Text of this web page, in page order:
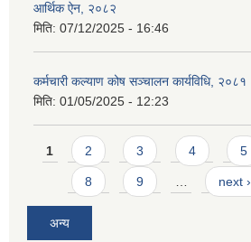
आर्थिक ऐन, २०८२
मिति: 07/12/2025 - 16:46
कर्मचारी कल्याण कोष सञ्चालन कार्यविधि, २०८१
मिति: 01/05/2025 - 12:23
Pages
1 2 3 4 5
8 9 next ›
अन्य